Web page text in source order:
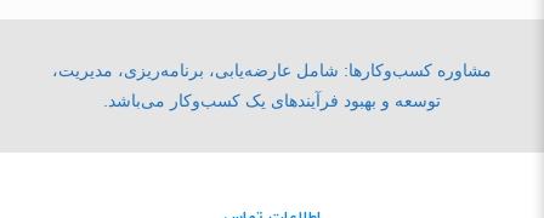
مشاوره کسب‌وکارها: شامل عارضه‌یابی، برنامه‌ریزی، مدیریت،
توسعه و بهبود فرآیندهای یک کسب‌وکار می‌باشد.